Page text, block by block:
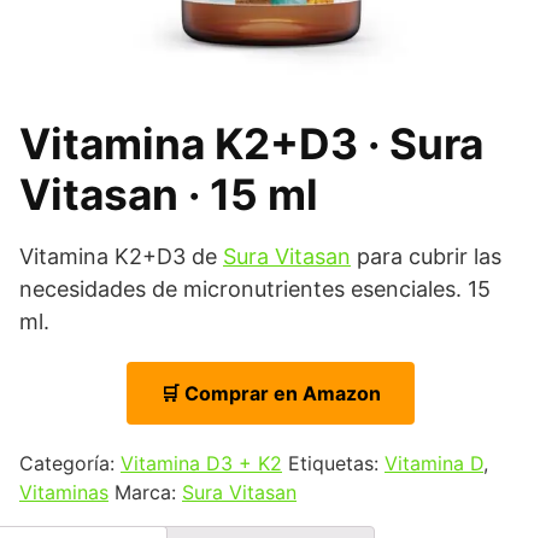
Vitamina K2+D3 · Sura
Vitasan · 15 ml
Vitamina K2+D3 de Sura Vitasan para cubrir las
necesidades de micronutrientes esenciales. 15
ml.
🛒 Comprar en Amazon
Categoría: Vitamina D3 + K2 Etiquetas: Vitamina D,
Vitaminas Marca: Sura Vitasan